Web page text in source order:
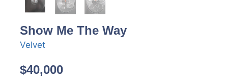
Show Me The Way
Velvet
$40,000